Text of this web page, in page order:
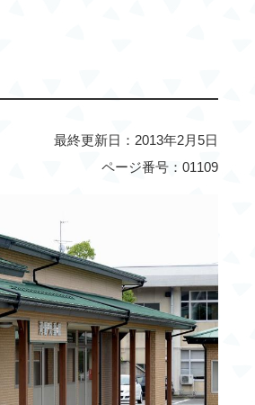
最終更新日：2013年2月5日
ページ番号：01109